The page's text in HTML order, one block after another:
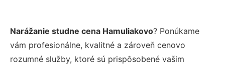
Narážanie studne cena Hamuliakovo? Ponúkame
vám profesionálne, kvalitné a zároveň cenovo
rozumné služby, ktoré sú prispôsobené vašim